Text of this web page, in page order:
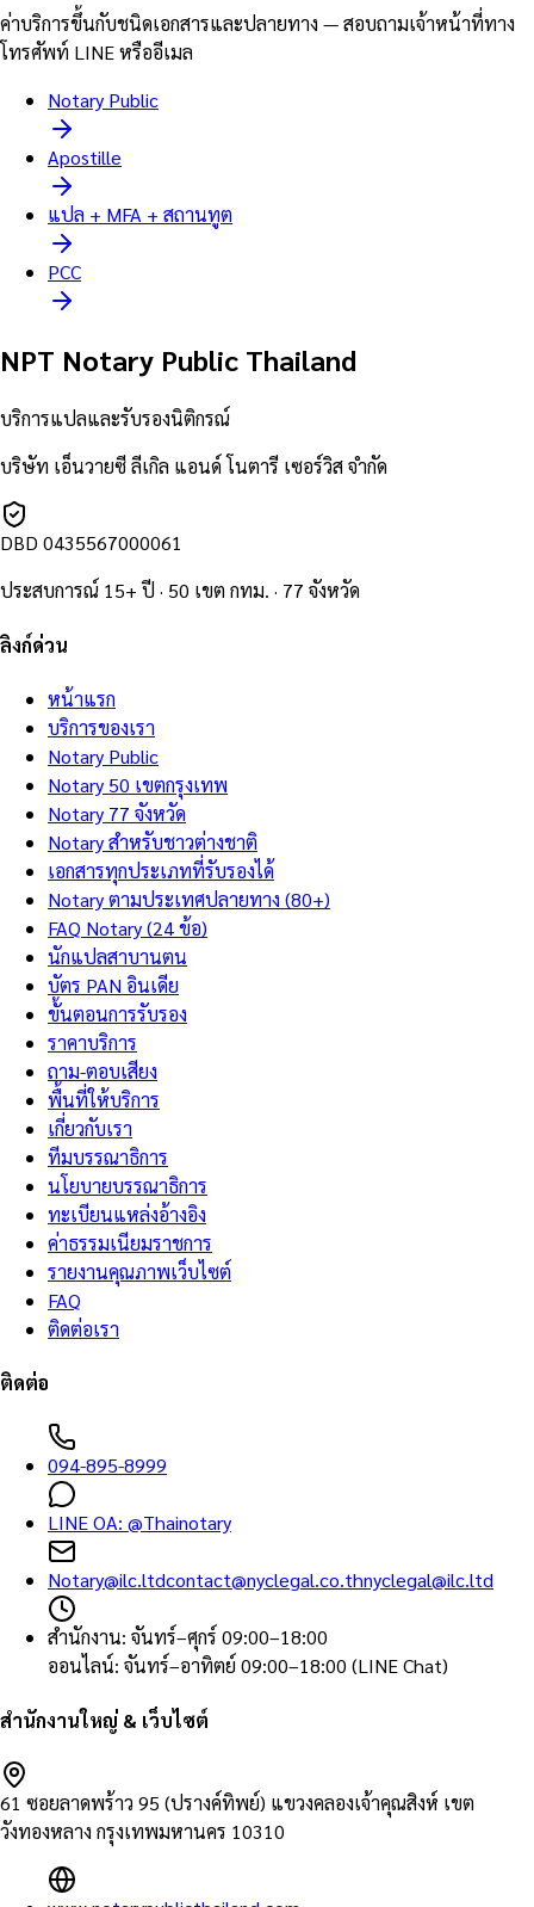
ค่าบริการขึ้นกับชนิดเอกสารและปลายทาง — สอบถามเจ้าหน้าที่ทาง
โทรศัพท์ LINE หรืออีเมล
Notary Public
Apostille
แปล + MFA + สถานทูต
PCC
NPT Notary Public Thailand
บริการแปลและรับรองนิติกรณ์
บริษัท เอ็นวายซี ลีเกิล แอนด์ โนตารี เซอร์วิส จำกัด
DBD 0435567000061
ประสบการณ์ 15+ ปี · 50 เขต กทม. · 77 จังหวัด
ลิงก์ด่วน
หน้าแรก
บริการของเรา
Notary Public
Notary 50 เขตกรุงเทพ
Notary 77 จังหวัด
Notary สำหรับชาวต่างชาติ
เอกสารทุกประเภทที่รับรองได้
Notary ตามประเทศปลายทาง (80+)
FAQ Notary (24 ข้อ)
นักแปลสาบานตน
บัตร PAN อินเดีย
ขั้นตอนการรับรอง
ราคาบริการ
ถาม-ตอบเสียง
พื้นที่ให้บริการ
เกี่ยวกับเรา
ทีมบรรณาธิการ
นโยบายบรรณาธิการ
ทะเบียนแหล่งอ้างอิง
ค่าธรรมเนียมราชการ
รายงานคุณภาพเว็บไซต์
FAQ
ติดต่อเรา
ติดต่อ
094-895-8999
LINE OA: @Thainotary
Notary@ilc.ltdcontact@nyclegal.co.thnyclegal@ilc.ltd
สำนักงาน: จันทร์–ศุกร์ 09:00–18:00
ออนไลน์: จันทร์–อาทิตย์ 09:00–18:00 (LINE Chat)
สำนักงานใหญ่ & เว็บไซต์
61 ซอยลาดพร้าว 95 (ปรางค์ทิพย์) แขวงคลองเจ้าคุณสิงห์ เขต
วังทองหลาง กรุงเทพมหานคร 10310